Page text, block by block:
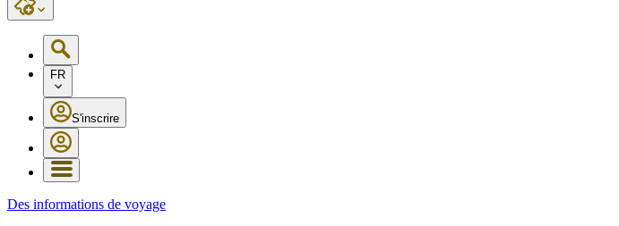
FR
S'inscrire
Des informations de voyage